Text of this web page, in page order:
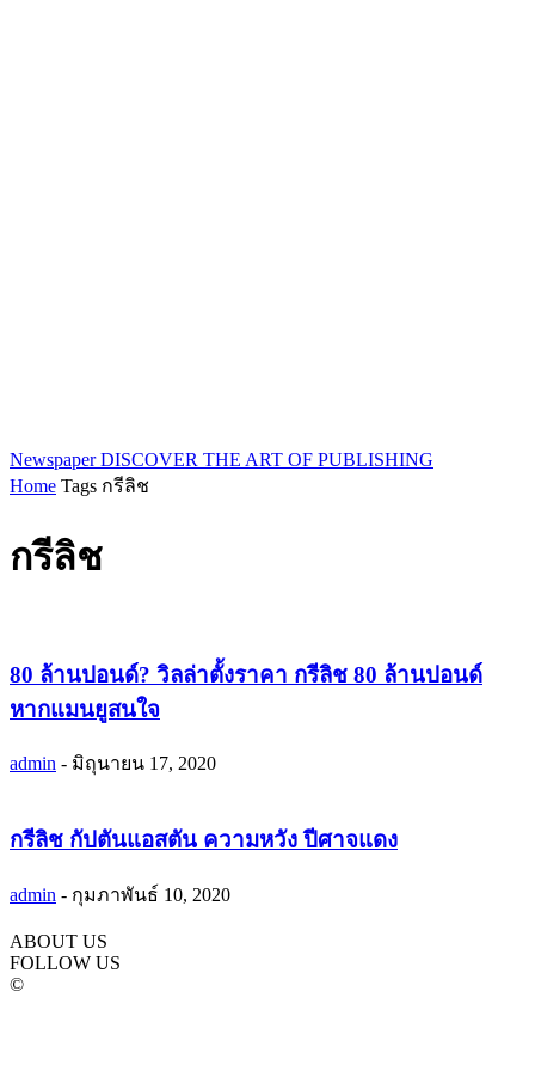
Newspaper DISCOVER THE ART OF PUBLISHING
Home Tags กรีลิช
กรีลิช
80 ล้านปอนด์? วิลล่าตั้งราคา กรีลิช 80 ล้านปอนด์
หากแมนยูสนใจ
admin - มิถุนายน 17, 2020
กรีลิช กัปตันแอสตัน ความหวัง ปีศาจแดง
admin - กุมภาพันธ์ 10, 2020
ABOUT US
FOLLOW US
©